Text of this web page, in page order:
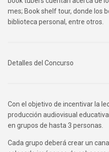
mes; Book shelf tour, donde los
biblioteca personal, entre otros.
Detalles del Concurso
Con el objetivo de incentivar la
producción audiovisual
en grupos de hasta 3 personas.
Cada grupo deberá crear un